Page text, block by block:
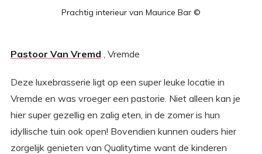
Prachtig interieur van Maurice Bar ©
Pastoor Van Vremd , Vremde
Deze luxebrasserie ligt op een super leuke locatie in
Vremde en was vroeger een pastorie. Niet alleen kan je
hier super gezellig en zalig eten, in de zomer is hun
idyllische tuin ook open! Bovendien kunnen ouders hier
zorgelijk genieten van Qualitytime want de kinderen